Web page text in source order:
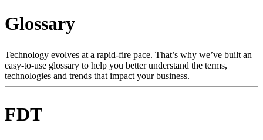
Productos
Asistencia
Servicios
Cómo
Recursos
Contacto
Glossary
Technology evolves at a rapid-fire pace. That’s why we’ve built an
easy-to-use glossary to help you better understand the terms,
technologies and trends that impact your business.
FDT